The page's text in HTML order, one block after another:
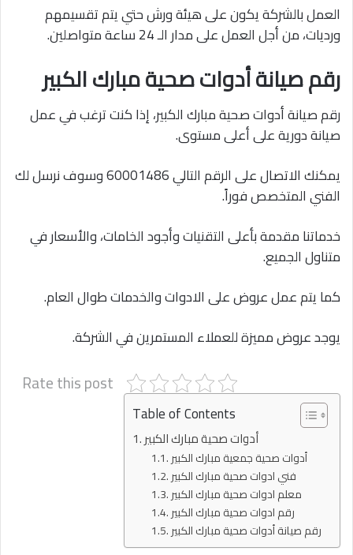
العمل بالشركة يكون على هيئة ورش حتي يتم تقسيمهم
ورديات، من أجل العمل على مدار الـ 24 ساعة متواصلين.
رقم صيانة أدوات صحية مبارك الكبير
رقم صيانة أدوات صحية مبارك الكبير، إذا كنت ترغب في عمل
صيانة دورية على أعلى مستوى.
يمكنك الاتصال على الرقم التالي 60001486 وسوف نرسل لك
الفني المتخصص فوراً.
خدماتنا مقدمة بأعلى التقنيات وأجود الخامات، والأسعار في
متناول الجميع.
كما يتم عمل عروض على الادوات والخدمات طوال العام.
يوجد عروض مميزة للعملاء المستمرين في الشركة.
Rate this post
Table of Contents
أدوات صحية جمعية مبارك الكبير